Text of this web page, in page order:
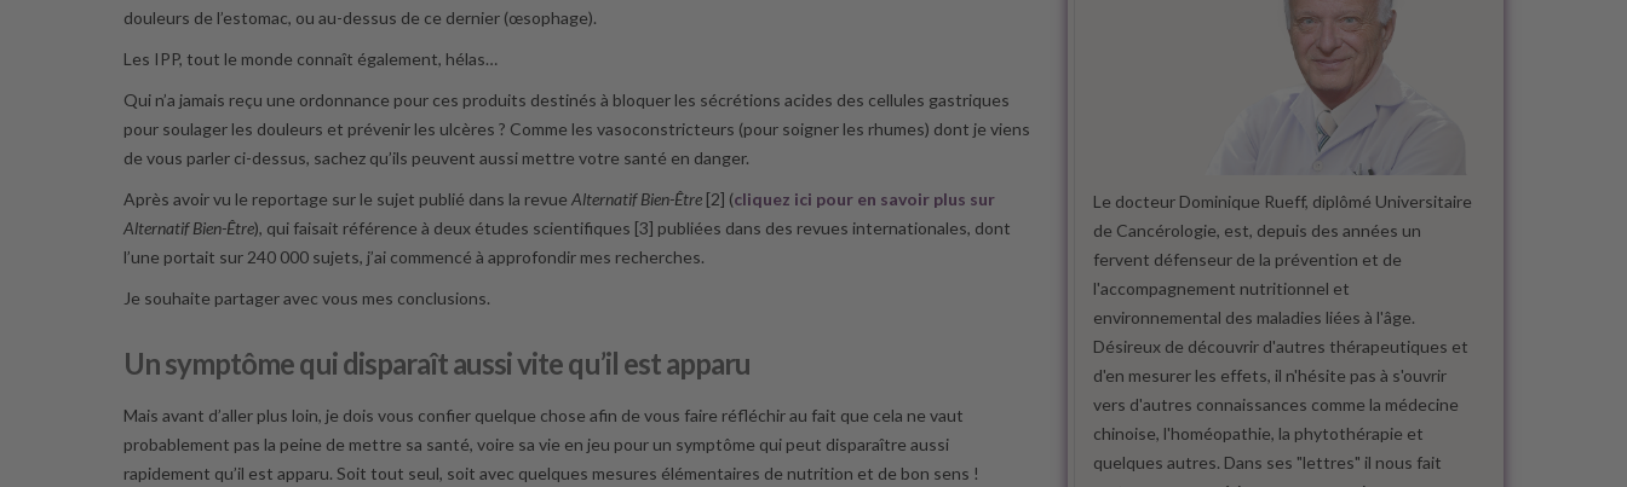
douleurs de l’estomac, ou au-dessus de ce dernier (œsophage).
Les IPP, tout le monde connaît également, hélas…
Qui n’a jamais reçu une ordonnance pour ces produits destinés à bloquer les sécrétions acides des cellules gastriques
pour soulager les douleurs et prévenir les ulcères ? Comme les vasoconstricteurs (pour soigner les rhumes) dont je viens
de vous parler ci-dessus, sachez qu’ils peuvent aussi mettre votre santé en danger.
Après avoir vu le reportage sur le sujet publié dans la revue Alternatif Bien-Être [2] (cliquez ici pour en savoir plus sur
Alternatif Bien-Être), qui faisait référence à deux études scientifiques [3] publiées dans des revues internationales, dont
l’une portait sur 240 000 sujets, j’ai commencé à approfondir mes recherches.
Je souhaite partager avec vous mes conclusions.
Un symptôme qui disparaît aussi vite qu’il est apparu
Mais avant d’aller plus loin, je dois vous confier quelque chose afin de vous faire réfléchir au fait que cela ne vaut
probablement pas la peine de mettre sa santé, voire sa vie en jeu pour un symptôme qui peut disparaître aussi
rapidement qu’il est apparu. Soit tout seul, soit avec quelques mesures élémentaires de nutrition et de bon sens !
Le docteur Dominique Rueff, diplômé Universitaire
de Cancérologie, est, depuis des années un
fervent défenseur de la prévention et de
l'accompagnement nutritionnel et
environnemental des maladies liées à l'âge.
Désireux de découvrir d'autres thérapeutiques et
d'en mesurer les effets, il n'hésite pas à s'ouvrir
vers d'autres connaissances comme la médecine
chinoise, l'homéopathie, la phytothérapie et
quelques autres. Dans ses "lettres" il nous fait